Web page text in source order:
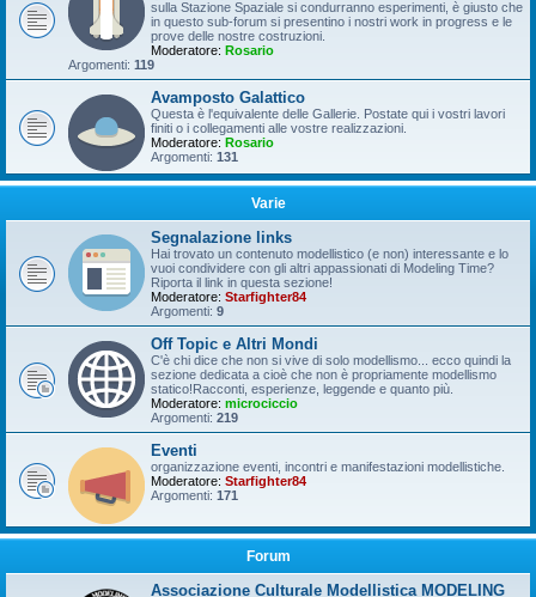
sulla Stazione Spaziale si condurranno esperimenti, è giusto che
in questo sub-forum si presentino i nostri work in progress e le
prove delle nostre costruzioni.
Moderatore: Rosario
Argomenti: 119
Avamposto Galattico
Questa è l'equivalente delle Gallerie. Postate qui i vostri lavori
finiti o i collegamenti alle vostre realizzazioni.
Moderatore: Rosario
Argomenti: 131
Varie
Segnalazione links
Hai trovato un contenuto modellistico (e non) interessante e lo
vuoi condividere con gli altri appassionati di Modeling Time?
Riporta il link in questa sezione!
Moderatore: Starfighter84
Argomenti: 9
Off Topic e Altri Mondi
C'è chi dice che non si vive di solo modellismo... ecco quindi la
sezione dedicata a cioè che non è propriamente modellismo
statico!Racconti, esperienze, leggende e quanto più.
Moderatore: microciccio
Argomenti: 219
Eventi
organizzazione eventi, incontri e manifestazioni modellistiche.
Moderatore: Starfighter84
Argomenti: 171
Forum
Associazione Culturale Modellistica MODELING